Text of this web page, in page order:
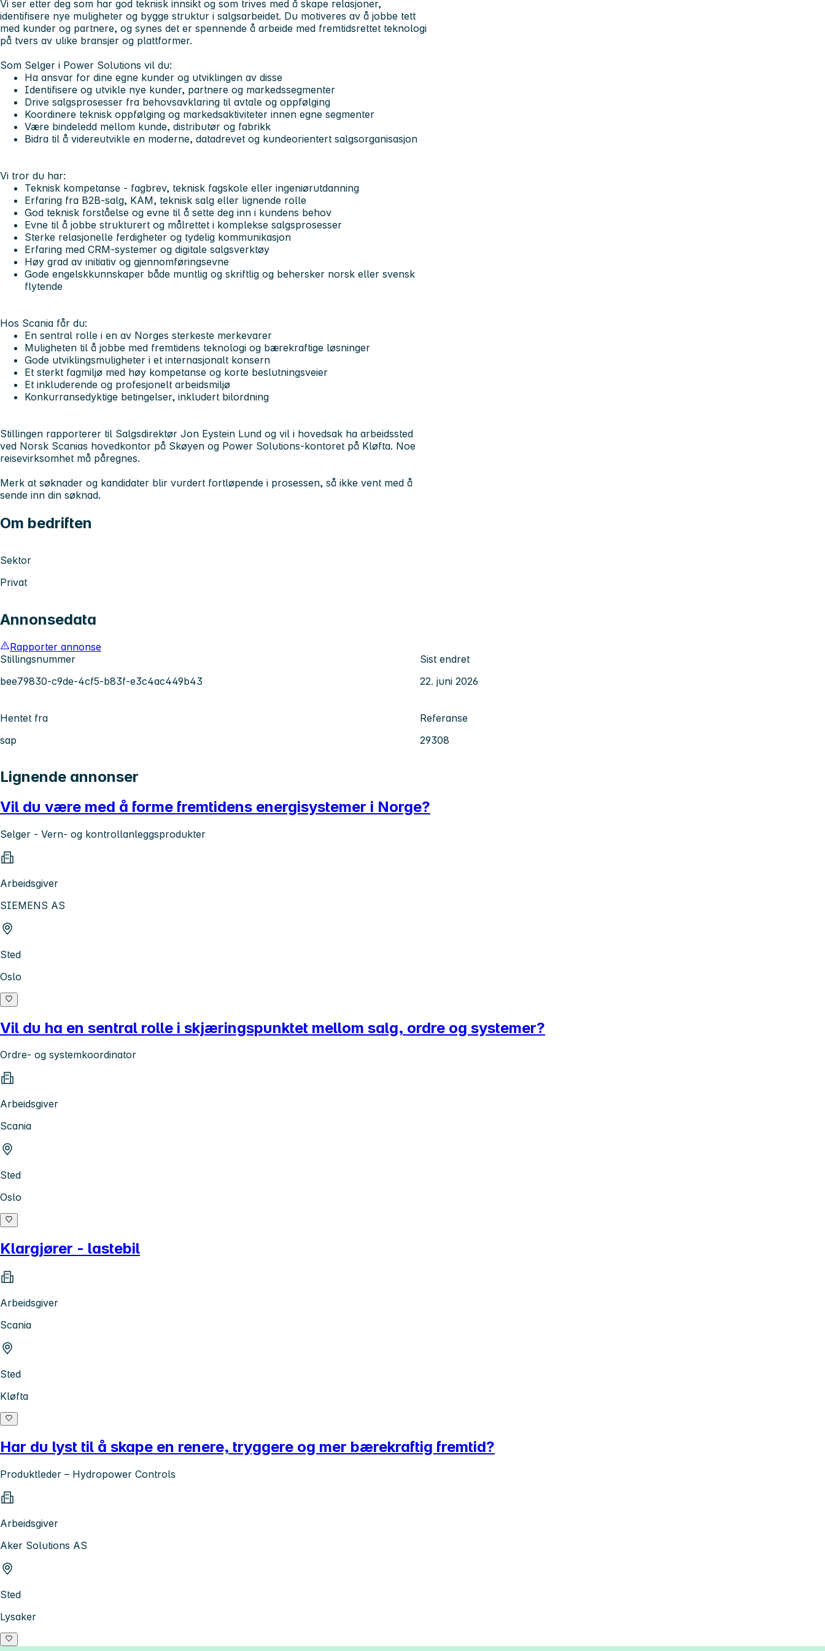
Vi ser etter deg som har god teknisk innsikt og som trives med å skape relasjoner,
identifisere nye muligheter og bygge struktur i salgsarbeidet. Du motiveres av å jobbe tett
med kunder og partnere, og synes det er spennende å arbeide med fremtidsrettet teknologi
på tvers av ulike bransjer og plattformer.
Som Selger i Power Solutions vil du:
Ha ansvar for dine egne kunder og utviklingen av disse
Identifisere og utvikle nye kunder, partnere og markedssegmenter
Drive salgsprosesser fra behovsavklaring til avtale og oppfølging
Koordinere teknisk oppfølging og markedsaktiviteter innen egne segmenter
Være bindeledd mellom kunde, distributør og fabrikk
Bidra til å videreutvikle en moderne, datadrevet og kundeorientert salgsorganisasjon
Vi tror du har:
Teknisk kompetanse - fagbrev, teknisk fagskole eller ingeniørutdanning
Erfaring fra B2B-salg, KAM, teknisk salg eller lignende rolle
God teknisk forståelse og evne til å sette deg inn i kundens behov
Evne til å jobbe strukturert og målrettet i komplekse salgsprosesser
Sterke relasjonelle ferdigheter og tydelig kommunikasjon
Erfaring med CRM-systemer og digitale salgsverktøy
Høy grad av initiativ og gjennomføringsevne
Gode engelskkunnskaper både muntlig og skriftlig og behersker norsk eller svensk
flytende
Hos Scania får du:
En sentral rolle i en av Norges sterkeste merkevarer
Muligheten til å jobbe med fremtidens teknologi og bærekraftige løsninger
Gode utviklingsmuligheter i et internasjonalt konsern
Et sterkt fagmiljø med høy kompetanse og korte beslutningsveier
Et inkluderende og profesjonelt arbeidsmiljø
Konkurransedyktige betingelser, inkludert bilordning
Stillingen rapporterer til Salgsdirektør Jon Eystein Lund og vil i hovedsak ha arbeidssted
ved Norsk Scanias hovedkontor på Skøyen og Power Solutions-kontoret på Kløfta. Noe
reisevirksomhet må påregnes.
Merk at søknader og kandidater blir vurdert fortløpende i prosessen, så ikke vent med å
sende inn din søknad.
Om bedriften
Sektor
Privat
Annonsedata
Rapporter annonse
Stillingsnummer
bee79830-c9de-4cf5-b83f-e3c4ac449b43
Sist endret
22. juni 2026
Hentet fra
sap
Referanse
29308
Lignende annonser
Vil du være med å forme fremtidens energisystemer i Norge?
Selger - Vern- og kontrollanleggsprodukter
Arbeidsgiver
SIEMENS AS
Sted
Oslo
Vil du ha en sentral rolle i skjæringspunktet mellom salg, ordre og systemer?
Ordre- og systemkoordinator
Arbeidsgiver
Scania
Sted
Oslo
Klargjører - lastebil
Arbeidsgiver
Scania
Sted
Kløfta
Har du lyst til å skape en renere, tryggere og mer bærekraftig fremtid?
Produktleder – Hydropower Controls
Arbeidsgiver
Aker Solutions AS
Sted
Lysaker